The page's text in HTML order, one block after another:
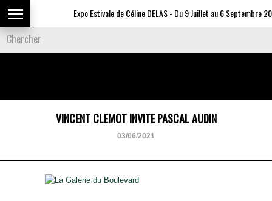
Expo Estivale de Céline DELAS - Du 9 Juillet au 6 Septembre
VINCENT CLEMOT INVITE PASCAL AUDIN
03/06/2021